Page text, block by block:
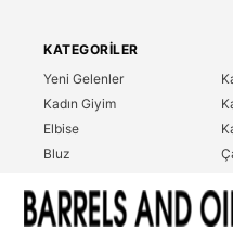
KATEGORILER
Yeni Gelenler
Kadın Giyim
Elbise
Bluz
T-Shirt